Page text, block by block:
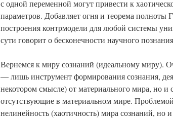
с одной переменной могут привести к
параметров. Добавляет огня и теорема полноты
построения контрмодели для любой системы
сути говорит о бесконечности научного
Вернемся к миру сознаний (идеальному миру).
— лишь инструмент формирования сознания,
некотором смысле) от материального мира, но
отсутствующие в материальном мире.
нелинейность (хаотичность) мира сознаний, но